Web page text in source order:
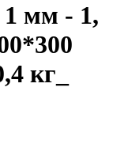
мм - 1,
кг_